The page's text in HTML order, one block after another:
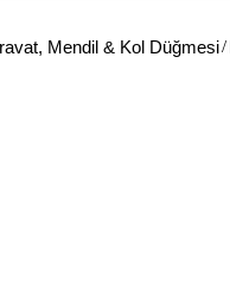
Mendil & Kol Düğmesi